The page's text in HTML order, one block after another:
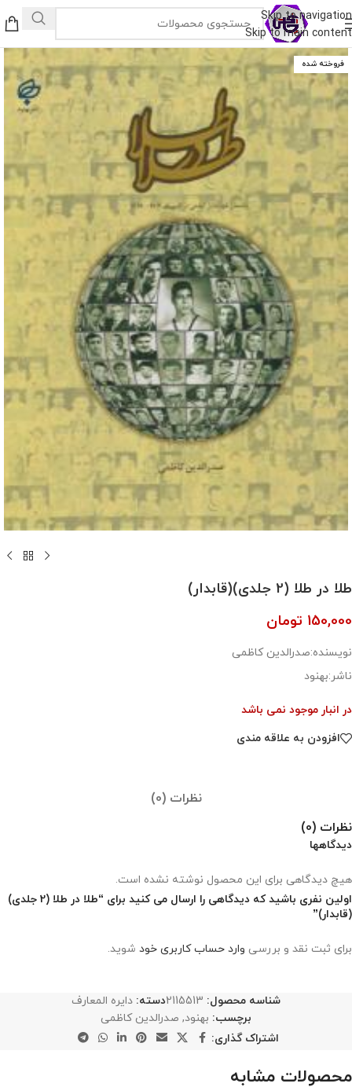
Skip to navigation
Skip to main content
فروخته شده
طلا در طلا (2 جلدی)(قابدار)
150,000 تومان
نویسنده:صدرالدین کاظمی
ناشر:بهنود
در انبار موجود نمی باشد
افزودن به علاقه مندی
نظرات (0)
نظرات (0)
دیدگاهها
هیچ دیدگاهی برای این محصول نوشته نشده است.
اولین نفری باشید که دیدگاهی را ارسال می کنید برای “طلا در طلا (2 جلدی)
(قابدار)”
برای ثبت نقد و بررسی وارد حساب کاربری خود شوید.
شناسه محصول: 2115513دسته: دایره المعارف
برچسب: بهنود, صدرالدین کاظمی
اشتراک گذاری:
محصولات مشابه